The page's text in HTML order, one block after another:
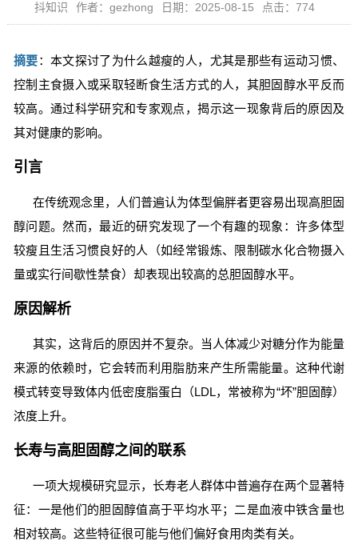
抖知识 作者：gezhong 日期：2025-08-15 点击：774
摘要：本文探讨了为什么越瘦的人，尤其是那些有运动习惯、
控制主食摄入或采取轻断食生活方式的人，其胆固醇水平反而
较高。通过科学研究和专家观点，揭示这一现象背后的原因及
其对健康的影响。
引言
在传统观念里，人们普遍认为体型偏胖者更容易出现高胆固
醇问题。然而，最近的研究发现了一个有趣的现象：许多体型
较瘦且生活习惯良好的人（如经常锻炼、限制碳水化合物摄入
量或实行间歇性禁食）却表现出较高的总胆固醇水平。
原因解析
其实，这背后的原因并不复杂。当人体减少对糖分作为能量
来源的依赖时，它会转而利用脂肪来产生所需能量。这种代谢
模式转变导致体内低密度脂蛋白（LDL，常被称为“坏”胆固醇）
浓度上升。
长寿与高胆固醇之间的联系
一项大规模研究显示，长寿老人群体中普遍存在两个显著特
征：一是他们的胆固醇值高于平均水平；二是血液中铁含量也
相对较高。这些特征很可能与他们偏好食用肉类有关。